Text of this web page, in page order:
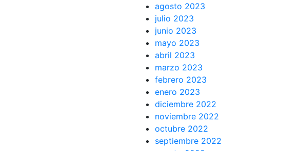
agosto 2023
julio 2023
junio 2023
mayo 2023
abril 2023
marzo 2023
febrero 2023
enero 2023
diciembre 2022
noviembre 2022
octubre 2022
septiembre 2022